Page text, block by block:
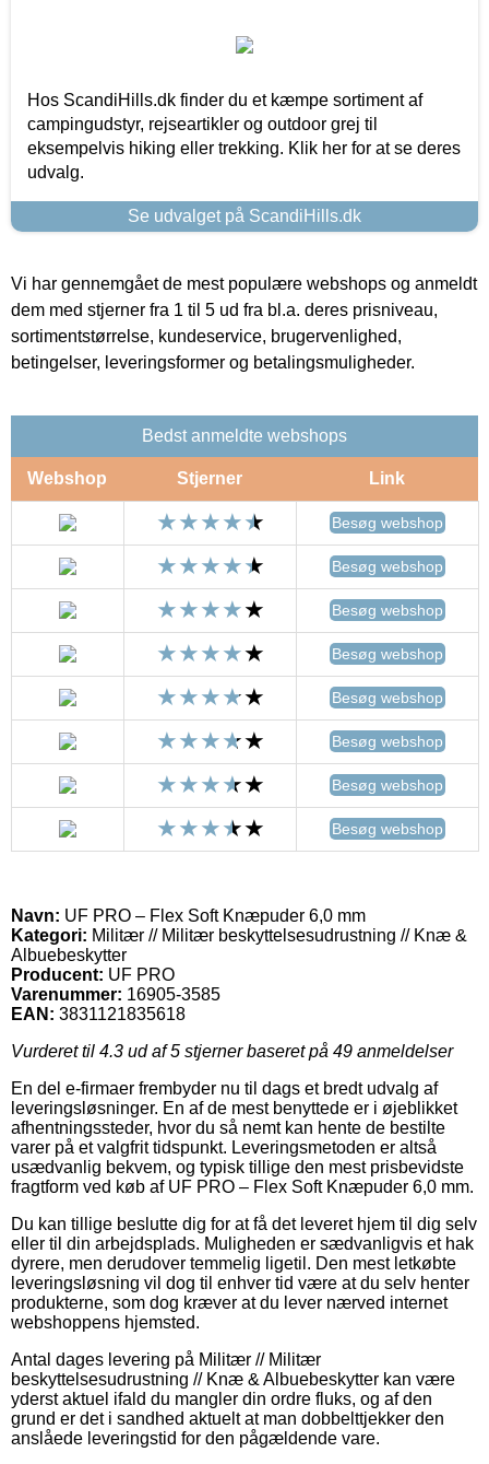
Hos ScandiHills.dk finder du et kæmpe sortiment af
campingudstyr, rejseartikler og outdoor grej til
eksempelvis hiking eller trekking. Klik her for at se deres
udvalg.
Se udvalget på ScandiHills.dk
Vi har gennemgået de mest populære webshops og anmeldt
dem med stjerner fra 1 til 5 ud fra bl.a. deres prisniveau,
sortimentstørrelse, kundeservice, brugervenlighed,
betingelser, leveringsformer og betalingsmuligheder.
Bedst anmeldte webshops
Webshop Stjerner Link
Besøg webshop
Besøg webshop
Besøg webshop
Besøg webshop
Besøg webshop
Besøg webshop
Besøg webshop
Besøg webshop
Navn: UF PRO – Flex Soft Knæpuder 6,0 mm
Kategori: Militær // Militær beskyttelsesudrustning // Knæ &
Albuebeskytter
Producent: UF PRO
Varenummer: 16905-3585
EAN: 3831121835618
Vurderet til 4.3 ud af 5 stjerner baseret på 49 anmeldelser
En del e-firmaer frembyder nu til dags et bredt udvalg af
leveringsløsninger. En af de mest benyttede er i øjeblikket
afhentningssteder, hvor du så nemt kan hente de bestilte
varer på et valgfrit tidspunkt. Leveringsmetoden er altså
usædvanlig bekvem, og typisk tillige den mest prisbevidste
fragtform ved køb af UF PRO – Flex Soft Knæpuder 6,0 mm.
Du kan tillige beslutte dig for at få det leveret hjem til dig selv
eller til din arbejdsplads. Muligheden er sædvanligvis et hak
dyrere, men derudover temmelig ligetil. Den mest letkøbte
leveringsløsning vil dog til enhver tid være at du selv henter
produkterne, som dog kræver at du lever nærved internet
webshoppens hjemsted.
Antal dages levering på Militær // Militær
beskyttelsesudrustning // Knæ & Albuebeskytter kan være
yderst aktuel ifald du mangler din ordre fluks, og af den
grund er det i sandhed aktuelt at man dobbelttjekker den
anslåede leveringstid for den pågældende vare.